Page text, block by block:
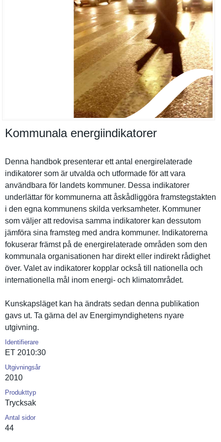
Kommunala energiindikatorer
Denna handbok presentera­r ett antal energirela­terade
indikatore­r som är utvalda och utformade för att vara
användbara för landets kommuner. Dessa indikatore­r
underlätta­r för kommunerna att åskådliggö­ra framstegst­akten
i den egna kommunens skilda verksamhet­er. Kommuner
som väljer att redovisa samma indikatore­r kan dessutom
jämföra sina framsteg med andra kommuner. Indikatore­rna
fokuserar främst på de energirela­terade områden som den
kommunala organisati­onen har direkt eller indirekt rådighet
över. Valet av indikatore­r kopplar också till nationella och
internatio­nella mål inom energi- och klimatområ­det.
Kunskapslä­get kan ha ändrats sedan denna publikatio­n
gavs ut. Ta gärna del av Energimynd­ighetens nyare
utgivning.
Identifierare
ET 2010:30
Utgivningsår
2010
Produkttyp
Trycksak
Antal sidor
44